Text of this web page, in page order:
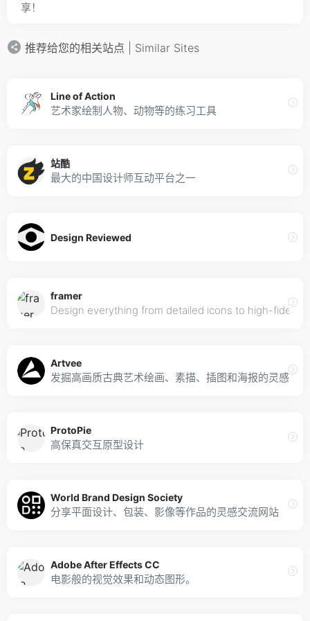
享！
推荐给您的相关站点 | Similar Sites
Line of Action
艺术家绘制人物、动物等的练习工具
站酷
最大的中国设计师互动平台之一
Design Reviewed
framer
Design everything from detailed icons to high-
Artvee
发掘高画质古典艺术绘画、素描、插图和海报的灵感平台
ProtoPie
高保真交互原型设计
World Brand Design Society
分享平面设计、包装、影像等作品的灵感交流网站
Adobe After Effects CC
电影般的视觉效果和动态图形。